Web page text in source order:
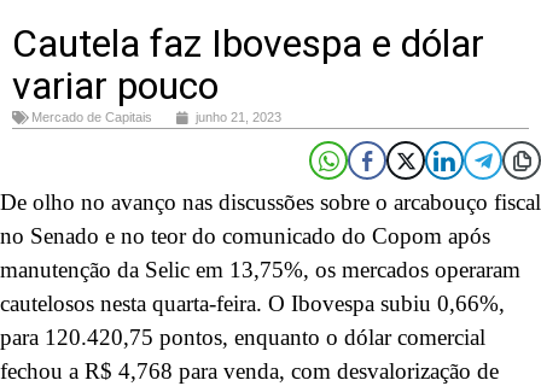
Cautela faz Ibovespa e dólar
variar pouco
Mercado de Capitais junho 21, 2023
De olho no avanço nas discussões sobre o arcabouço fiscal
no Senado e no teor do comunicado do Copom após
manutenção da Selic em 13,75%, os mercados operaram
cautelosos nesta quarta-feira. O Ibovespa subiu 0,66%,
para 120.420,75 pontos, enquanto o dólar comercial
fechou a R$ 4,768 para venda, com desvalorização de